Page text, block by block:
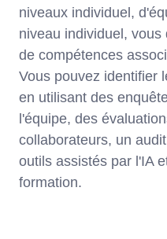
niveaux individuel,
niveau individuel,
de compétences
Vous pouvez identifier
en utilisant des
l'équipe, des
collaborateurs, un
outils assistés par l'IA
formation.